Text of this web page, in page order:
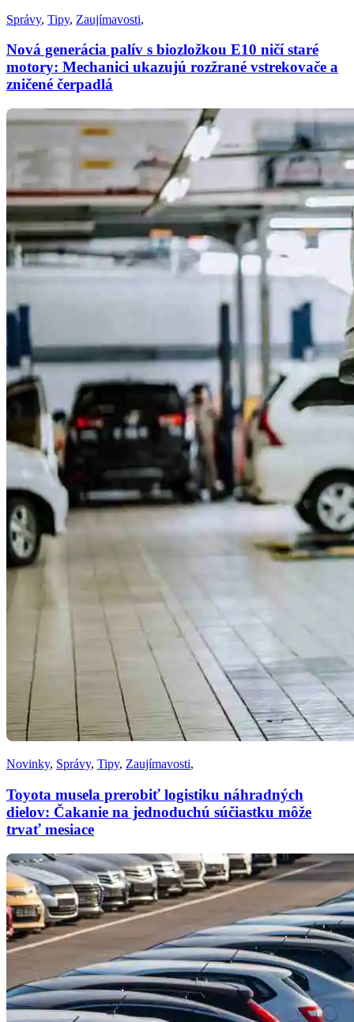
Správy, Tipy, Zaujímavosti,
Nová generácia palív s biozložkou E10 ničí staré
motory: Mechanici ukazujú rozžrané vstrekovače a
zničené čerpadlá
Novinky, Správy, Tipy, Zaujímavosti,
Toyota musela prerobiť logistiku náhradných
dielov: Čakanie na jednoduchú súčiastku môže
trvať mesiace